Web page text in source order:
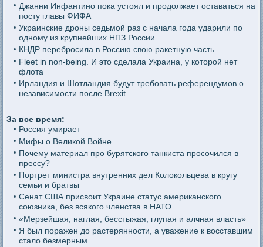
Джанни Инфантино пока устоял и продолжает оставаться на
посту главы ФИФА
Украинские дроны седьмой раз с начала года ударили по
одному из крупнейших НПЗ России
КНДР перебросила в Россию свою ракетную часть
Fleet in non-being. И это сделала Украина, у которой нет
флота
Ирландия и Шотландия будут требовать референдумов о
независимости после Brexit
За все время:
Россия умирает
Мифы о Великой Войне
Почему материал про бурятского танкиста просочился в
прессу?
Портрет министра внутренних дел Колокольцева в кругу
семьи и братвы
Сенат США присвоит Украине статус американского
союзника, без всякого членства в НАТО
«Мерзейшая, наглая, бесстыжая, глупая и алчная власть»
Я был поражен до растерянности, а уважение к восставшим
стало безмерным